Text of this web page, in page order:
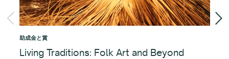
助成金と賞
Living Traditions: Folk Art and Beyond